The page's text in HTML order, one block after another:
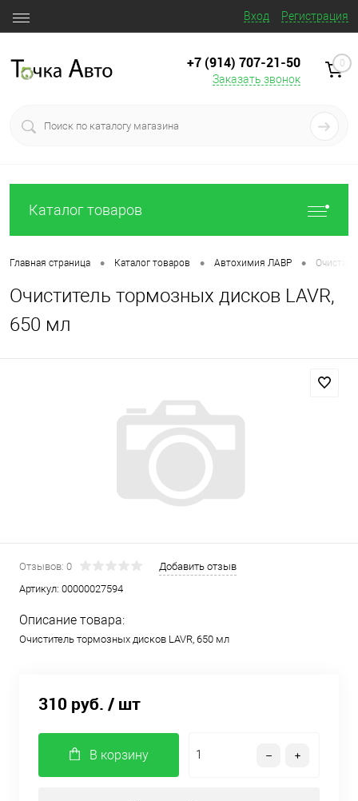
Вход Регистрация
+7 (914) 707‒21‒50
Заказать звонок
0
Каталог товаров
Главная страница • Каталог товаров • Автохимия ЛАВР •
Очиститель тормозных дисков LAVR,
650 мл
Отзывов: 0
Добавить отзыв
Артикул: 00000027594
Описание товара:
Очиститель тормозных дисков LAVR, 650 мл
310 руб. / шт
В корзину